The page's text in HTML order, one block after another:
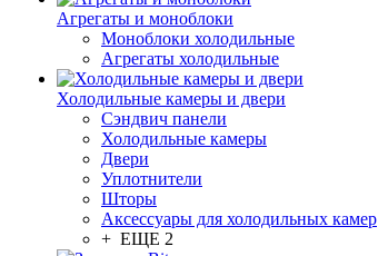
Агрегаты и моноблоки
Моноблоки холодильные
Агрегаты холодильные
Холодильные камеры и двери
Сэндвич панели
Холодильные камеры
Двери
Уплотнители
Шторы
Аксессуары для холодильных камер
+ ЕЩЕ 2